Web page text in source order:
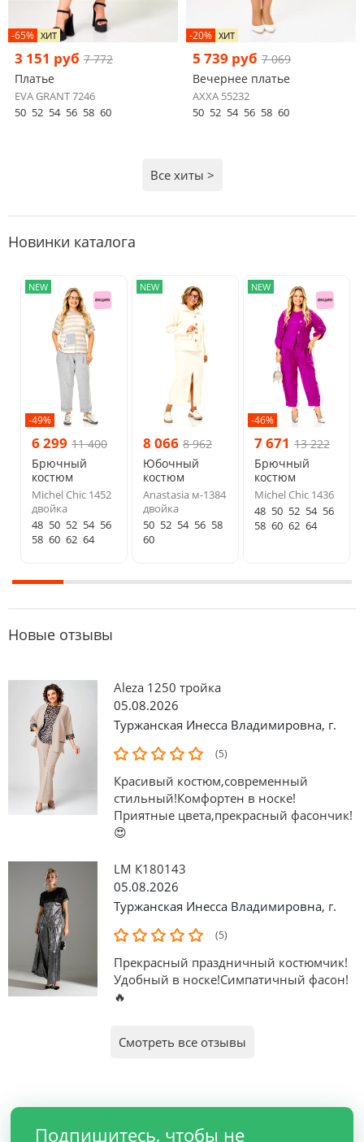
-65% ХИТ
3 151 руб 7 772
Платье
EVA GRANT 7246
50 52 54 56 58 60
-20% ХИТ
5 739 руб 7 069
Вечернее платье
AXXA 55232
50 52 54 56 58 60
Все хиты >
Новинки каталога
NEW
-49%
6 299 11 400
Брючный
костюм
Michel Chic 1452
двойка
48 50 52 54 56
58 60 62 64
NEW
8 066 8 962
Юбочный
костюм
Anastasia м-1384
двойка
50 52 54 56 58
60
NEW
-46%
7 671 13 222
Брючный
костюм
Michel Chic 1436
48 50 52 54 56
58 60 62 64
Новые отзывы
Aleza 1250 тройка
05.08.2026
Туржанская Инесса Владимировна, г.
(5)
Красивый костюм,современный
стильный!Комфортен в носке!
Приятные цвета,прекрасный фасончик!
😍
LM К180143
05.08.2026
Туржанская Инесса Владимировна, г.
(5)
Прекрасный праздничный костюмчик!
Удобный в носке!Симпатичный фасон!
🔥
Смотреть все отзывы
Подпишитесь, чтобы не